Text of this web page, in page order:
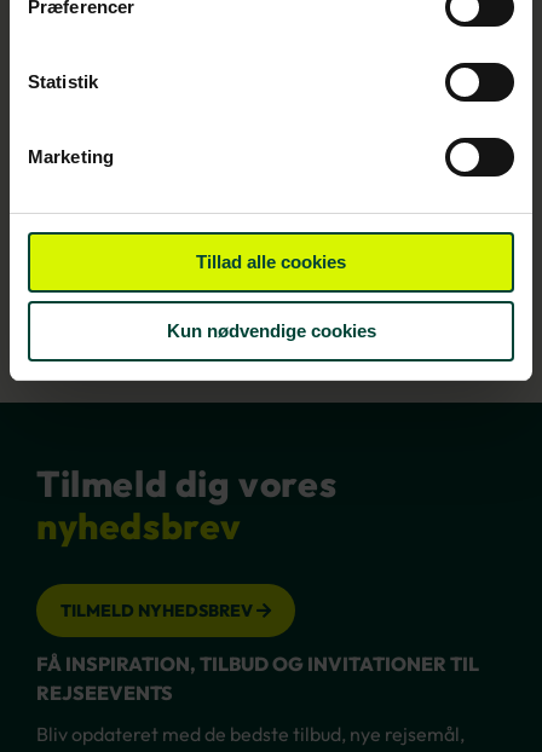
Præferencer
Statistik
Marketing
Tillad alle cookies
Kun nødvendige cookies
LÆS MERE
Tilmeld dig vores
nyhedsbrev
TILMELD NYHEDSBREV
FÅ INSPIRATION, TILBUD OG INVITATIONER TIL
REJSEEVENTS
Bliv opdateret med de bedste tilbud, nye rejsemål,